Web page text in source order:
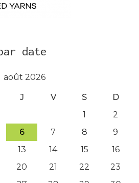
date
août 2026
J V S
D
1
2
6 7 8
9
13 14 15
16
20 21 22
23